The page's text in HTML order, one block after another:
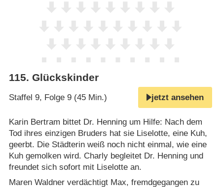
115. Glückskinder
Staffel 9, Folge 9 (45 Min.) jetzt ansehen
Karin Bertram bittet Dr. Henning um Hilfe: Nach dem
Tod ihres einzigen Bruders hat sie Liselotte, eine Kuh,
geerbt. Die Städterin weiß noch nicht einmal, wie eine
Kuh gemolken wird. Charly begleitet Dr. Henning und
freundet sich sofort mit Liselotte an.
Maren Waldner verdächtigt Max, fremdgegangen zu